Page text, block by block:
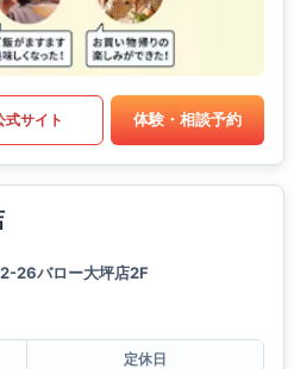
式サイト 体験・相談予約
26バロー大坪店2F
定休日